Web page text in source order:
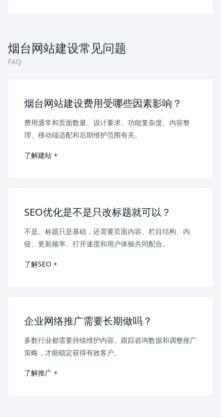
烟台网站建设常见问题
FAQ
烟台网站建设费用受哪些因素影响？
费用通常和页面数量、设计要求、功能复杂度、内容整
理、移动端适配和后期维护范围有关。
了解建站 +
SEO优化是不是只改标题就可以？
不是。标题只是基础，还需要页面内容、栏目结构、内
链、更新频率、打开速度和用户体验共同配合。
了解SEO +
企业网络推广需要长期做吗？
多数行业都需要持续维护内容、跟踪咨询数据和调整推广
策略，才能稳定获得有效客户。
了解推广 +